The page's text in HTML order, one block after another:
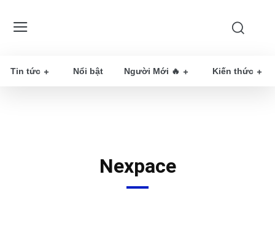
Tin tức Nổi bật Người Mới 🔥 Kiến thức
Nexpace